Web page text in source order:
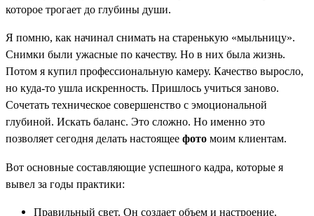
которое трогает до глубины души.
Я помню, как начинал снимать на старенькую «мыльницу».
Снимки были ужасные по качеству. Но в них была жизнь.
Потом я купил профессиональную камеру. Качество выросло,
но куда-то ушла искренность. Пришлось учиться заново.
Сочетать техническое совершенство с эмоциональной
глубиной. Искать баланс. Это сложно. Но именно это
позволяет сегодня делать настоящее фото моим клиентам.
Вот основные составляющие успешного кадра, которые я
вывел за годы практики:
Правильный свет. Он создает объем и настроение.